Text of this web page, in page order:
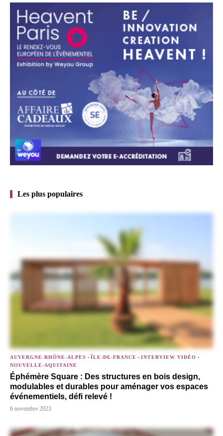
Les plus populaires
AUVERGNE-RHÔNE-ALPES - ÎLE-DE-FRANCE - INTERVIEW VIDÉO -
NOUVELLE-AQUITAINE
Éphémère Square : Des structures en bois design,
modulables et durables pour aménager vos espaces
événementiels, défi relevé !
6 novembre 2023